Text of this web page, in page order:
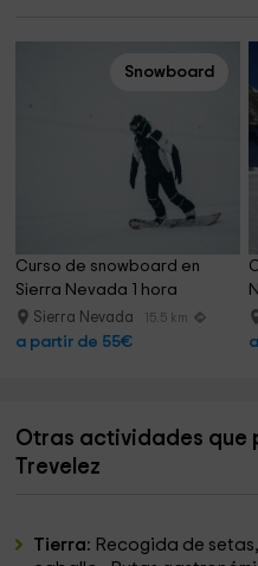
Snowboard
Curso de snowboard en
Sierra Nevada 1 hora
Sierra Nevada 15.5 km
a partir de 55€
1
Otras actividades que
Trevelez
Tierra: Recogida de